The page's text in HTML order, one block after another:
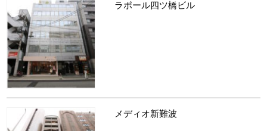
ラポール四ツ橋ビル
メディオ新難波